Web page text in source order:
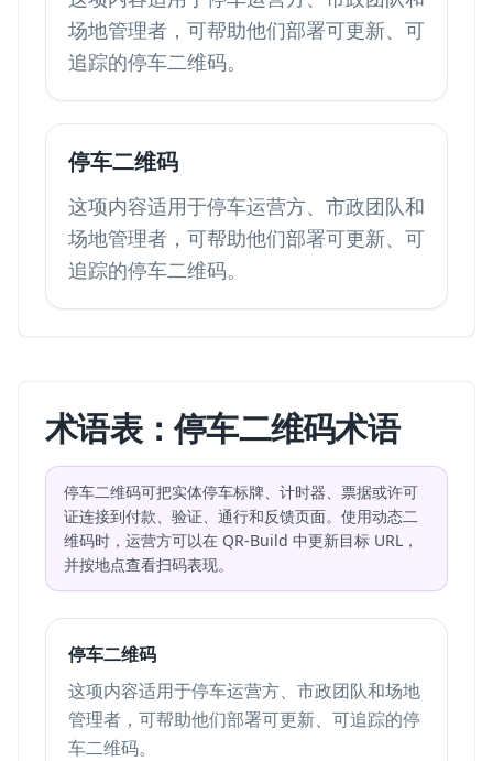
场地管理者，可帮助他们部署可更新、可
追踪的停车二维码。
停车二维码
这项内容适用于停车运营方、市政团队和
场地管理者，可帮助他们部署可更新、可
追踪的停车二维码。
术语表：停车二维码术语
停车二维码可把实体停车标牌、计时器、票据或许可
证连接到付款、验证、通行和反馈页面。使用动态二
维码时，运营方可以在 QR-Build 中更新目标 URL，
并按地点查看扫码表现。
停车二维码
这项内容适用于停车运营方、市政团队和场地
管理者，可帮助他们部署可更新、可追踪的停
车二维码。